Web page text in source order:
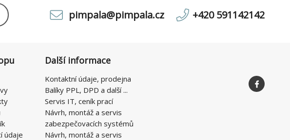
pimpala@pimpala.cz +420 591142142
údaje
Další informace
Kontaktní údaje, prodejna
Balíky PPL, DPD a další ...
Servis IT, ceník prací
Návrh, montáž a servis
zabezpečovacích systémů
Návrh, montáž a servis